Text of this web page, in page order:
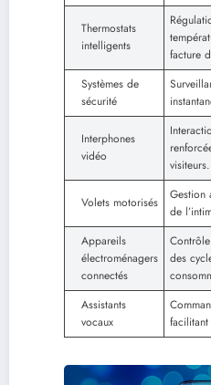
Thermostats
intelligents
facture
Systèmes de
sécurité
Interphones
vidéo
visiteurs.
Volets motorisés
Gestion
de
Appareils
électroménagers
connectés
des
Assistants
vocaux